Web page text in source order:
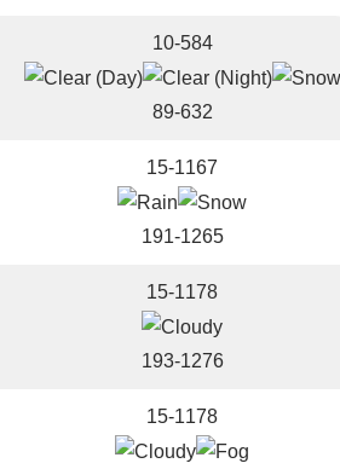
10-584
89-632
15-1167
191-1265
15-1178
193-1276
15-1178